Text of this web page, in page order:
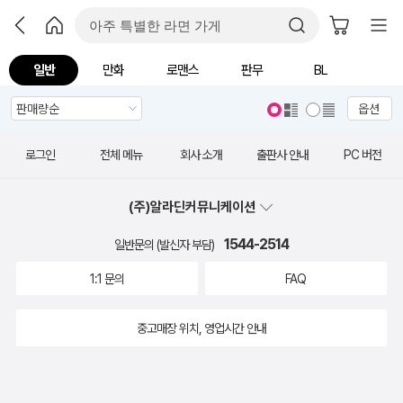
일반 만화 로맨스 판무 BL
옵션
로그인 전체 메뉴 회사 소개 출판사 안내 PC 버전
(주)알라딘커뮤니케이션
일반문의 (발신자 부담) 1544-2514
1:1 문의 FAQ
중고매장 위치, 영업시간 안내